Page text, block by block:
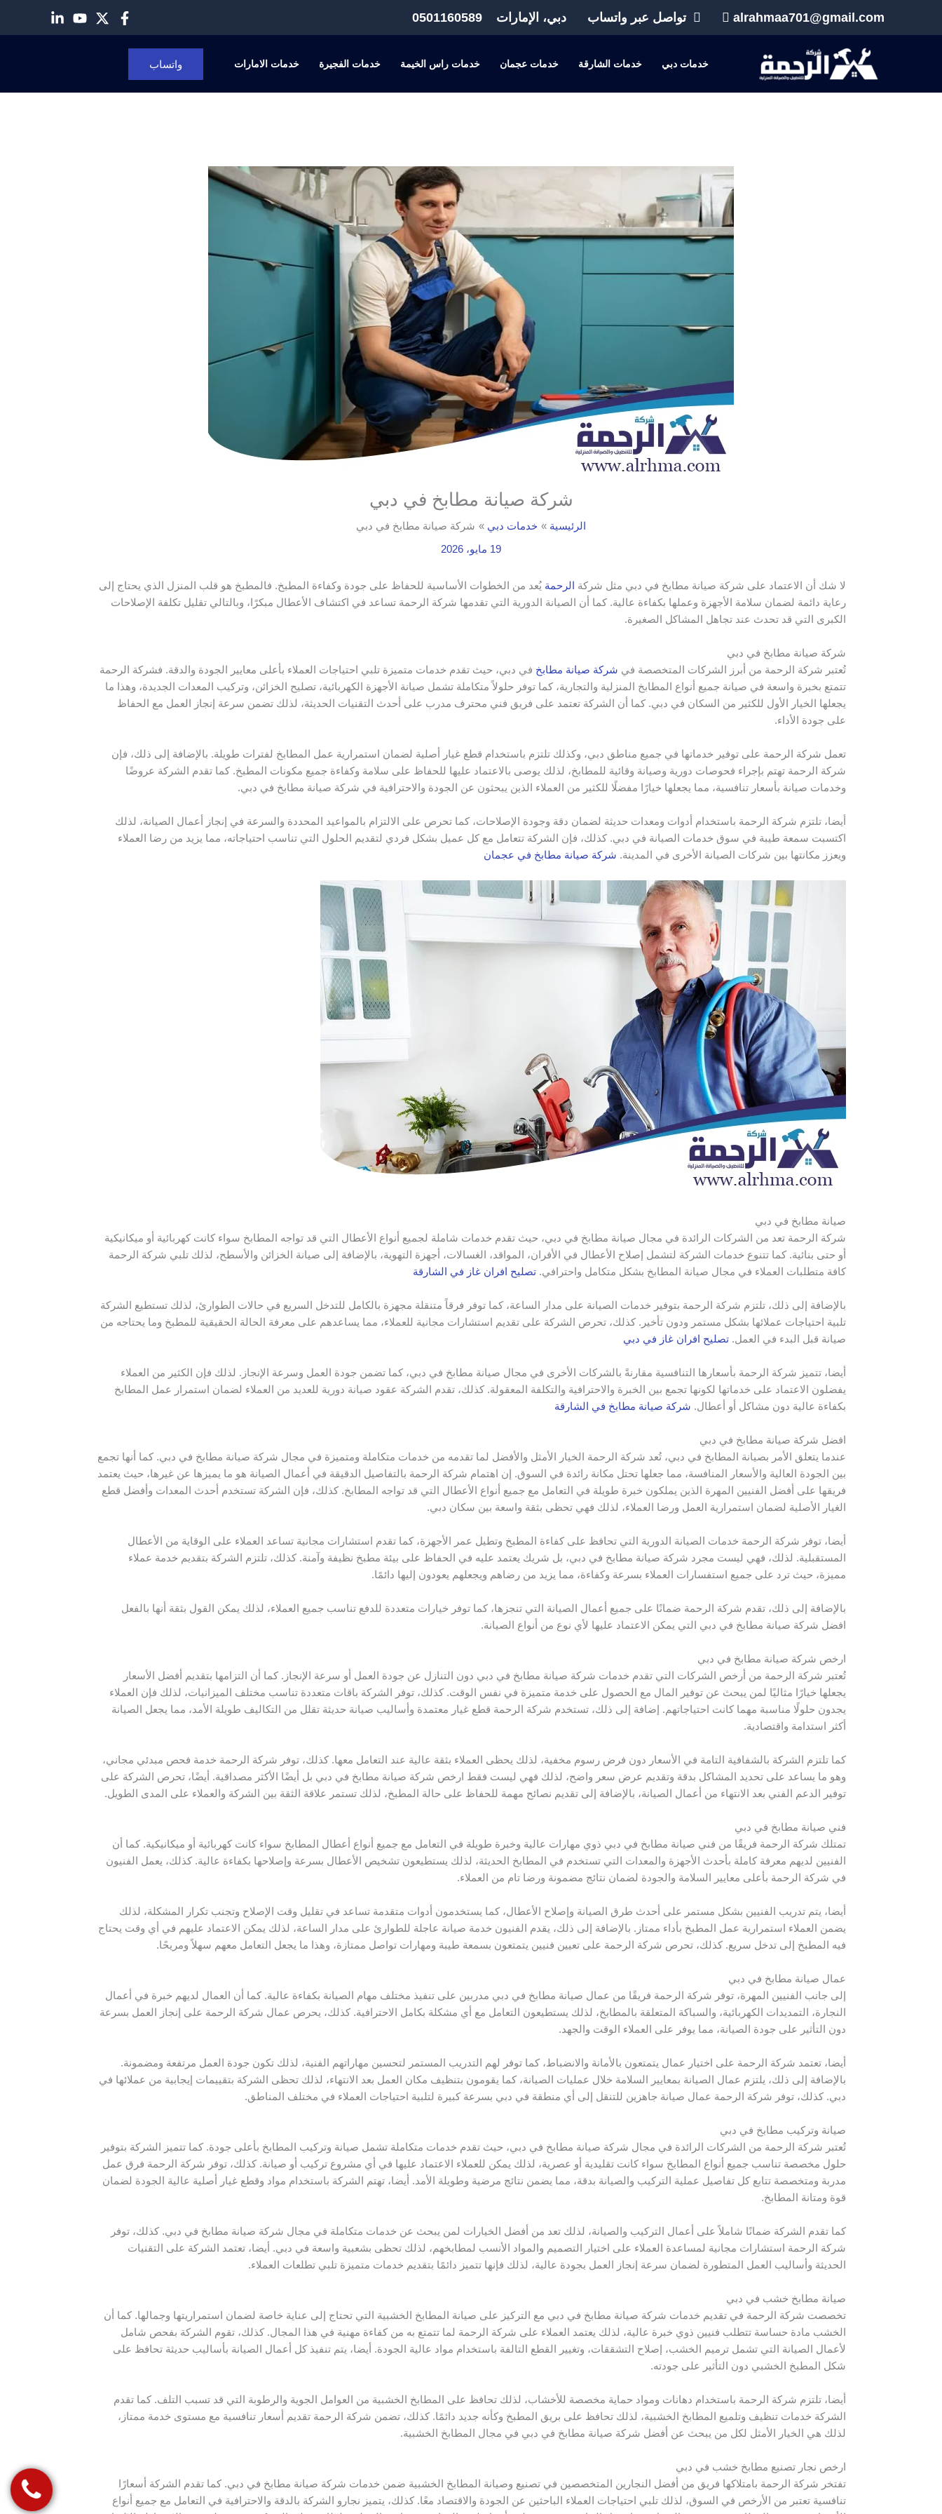
alrahmaa701@gmail.com تواصل عبر واتساب دبي، الإمارات 0501160589
خدمات دبي خدمات الشارقة خدمات عجمان خدمات راس الخيمة خدمات الفجيرة خدمات الامارات واتساب
شركة صيانة مطابخ في دبي
الرئيسية خدمات دبي
شركة صيانة مطابخ في دبي
19 مايو، 2026
لا شك أن الاعتماد على شركة صيانة مطابخ في دبي مثل شركة الرحمة يُعد من الخطوات الأساسية للحفاظ على جودة وكفاءة المطبخ. فالمطبخ هو قلب المنزل الذي يحتاج إلى
رعاية دائمة لضمان سلامة الأجهزة وعملها بكفاءة عالية. كما أن الصيانة الدورية التي تقدمها شركة الرحمة تساعد في اكتشاف الأعطال مبكرًا، وبالتالي تقليل تكلفة الإصلاحات
الكبرى التي قد تحدث عند تجاهل المشاكل الصغيرة.
شركة صيانة مطابخ في دبي
تُعتبر شركة الرحمة من أبرز الشركات المتخصصة في شركة صيانة مطابخ في دبي، حيث تقدم خدمات متميزة تلبي احتياجات العملاء بأعلى معايير الجودة والدقة. فشركة الرحمة
تتمتع بخبرة واسعة في صيانة جميع أنواع المطابخ المنزلية والتجارية، كما توفر حلولاً متكاملة تشمل صيانة الأجهزة الكهربائية، تصليح الخزائن، وتركيب المعدات الجديدة، وهذا ما
يجعلها الخيار الأول للكثير من السكان في دبي. كما أن الشركة تعتمد على فريق فني محترف مدرب على أحدث التقنيات الحديثة، لذلك تضمن سرعة إنجاز العمل مع الحفاظ
على جودة الأداء.
تعمل شركة الرحمة على توفير خدماتها في جميع مناطق دبي، وكذلك تلتزم باستخدام قطع غيار أصلية لضمان استمرارية عمل المطابخ لفترات طويلة. بالإضافة إلى ذلك، فإن
شركة الرحمة تهتم بإجراء فحوصات دورية وصيانة وقائية للمطابخ، لذلك يوصى بالاعتماد عليها للحفاظ على سلامة وكفاءة جميع مكونات المطبخ. كما تقدم الشركة عروضًا
وخدمات صيانة بأسعار تنافسية، مما يجعلها خيارًا مفضلًا للكثير من العملاء الذين يبحثون عن الجودة والاحترافية في شركة صيانة مطابخ في دبي.
أيضا، تلتزم شركة الرحمة باستخدام أدوات ومعدات حديثة لضمان دقة وجودة الإصلاحات، كما تحرص على الالتزام بالمواعيد المحددة والسرعة في إنجاز أعمال الصيانة، لذلك
اكتسبت سمعة طيبة في سوق خدمات الصيانة في دبي. كذلك، فإن الشركة تتعامل مع كل عميل بشكل فردي لتقديم الحلول التي تناسب احتياجاته، مما يزيد من رضا العملاء
ويعزز مكانتها بين شركات الصيانة الأخرى في المدينة. شركة صيانة مطابخ في عجمان
صيانة مطابخ في دبي
شركة الرحمة تعد من الشركات الرائدة في مجال صيانة مطابخ في دبي، حيث تقدم خدمات شاملة لجميع أنواع الأعطال التي قد تواجه المطابخ سواء كانت كهربائية أو ميكانيكية
أو حتى بنائية. كما تتنوع خدمات الشركة لتشمل إصلاح الأعطال في الأفران، المواقد، الغسالات، أجهزة التهوية، بالإضافة إلى صيانة الخزائن والأسطح، لذلك تلبي شركة الرحمة
كافة متطلبات العملاء في مجال صيانة المطابخ بشكل متكامل واحترافي. تصليح افران غاز في الشارقة
بالإضافة إلى ذلك، تلتزم شركة الرحمة بتوفير خدمات الصيانة على مدار الساعة، كما توفر فرقاً متنقلة مجهزة بالكامل للتدخل السريع في حالات الطوارئ، لذلك تستطيع الشركة
تلبية احتياجات عملائها بشكل مستمر ودون تأخير. كذلك، تحرص الشركة على تقديم استشارات مجانية للعملاء، مما يساعدهم على معرفة الحالة الحقيقية للمطبخ وما يحتاجه من
صيانة قبل البدء في العمل. تصليح افران غاز في دبي
أيضا، تتميز شركة الرحمة بأسعارها التنافسية مقارنةً بالشركات الأخرى في مجال صيانة مطابخ في دبي، كما تضمن جودة العمل وسرعة الإنجاز. لذلك فإن الكثير من العملاء
يفضلون الاعتماد على خدماتها لكونها تجمع بين الخبرة والاحترافية والتكلفة المعقولة. كذلك، تقدم الشركة عقود صيانة دورية للعديد من العملاء لضمان استمرار عمل المطابخ
بكفاءة عالية دون مشاكل أو أعطال. شركة صيانة مطابخ في الشارقة
افضل شركة صيانة مطابخ في دبي
عندما يتعلق الأمر بصيانة المطابخ في دبي، تُعد شركة الرحمة الخيار الأمثل والأفضل لما تقدمه من خدمات متكاملة ومتميزة في مجال شركة صيانة مطابخ في دبي. كما أنها تجمع
بين الجودة العالية والأسعار المنافسة، مما جعلها تحتل مكانة رائدة في السوق. إن اهتمام شركة الرحمة بالتفاصيل الدقيقة في أعمال الصيانة هو ما يميزها عن غيرها، حيث يعتمد
فريقها على أفضل الفنيين المهرة الذين يملكون خبرة طويلة في التعامل مع جميع أنواع الأعطال التي قد تواجه المطابخ. كذلك، فإن الشركة تستخدم أحدث المعدات وأفضل قطع
الغيار الأصلية لضمان استمرارية العمل ورضا العملاء، لذلك فهي تحظى بثقة واسعة بين سكان دبي.
أيضا، توفر شركة الرحمة خدمات الصيانة الدورية التي تحافظ على كفاءة المطبخ وتطيل عمر الأجهزة، كما تقدم استشارات مجانية تساعد العملاء على الوقاية من الأعطال
المستقبلية. لذلك، فهي ليست مجرد شركة صيانة مطابخ في دبي، بل شريك يعتمد عليه في الحفاظ على بيئة مطبخ نظيفة وآمنة. كذلك، تلتزم الشركة بتقديم خدمة عملاء
مميزة، حيث ترد على جميع استفسارات العملاء بسرعة وكفاءة، مما يزيد من رضاهم ويجعلهم يعودون إليها دائمًا.
بالإضافة إلى ذلك، تقدم شركة الرحمة ضمانًا على جميع أعمال الصيانة التي تنجزها، كما توفر خيارات متعددة للدفع تناسب جميع العملاء، لذلك يمكن القول بثقة أنها بالفعل
افضل شركة صيانة مطابخ في دبي التي يمكن الاعتماد عليها لأي نوع من أنواع الصيانة.
ارخص شركة صيانة مطابخ في دبي
تُعتبر شركة الرحمة من أرخص الشركات التي تقدم خدمات شركة صيانة مطابخ في دبي دون التنازل عن جودة العمل أو سرعة الإنجاز. كما أن التزامها بتقديم أفضل الأسعار
يجعلها خيارًا مثاليًا لمن يبحث عن توفير المال مع الحصول على خدمة متميزة في نفس الوقت. كذلك، توفر الشركة باقات متعددة تناسب مختلف الميزانيات، لذلك فإن العملاء
يجدون حلولًا مناسبة مهما كانت احتياجاتهم. إضافة إلى ذلك، تستخدم شركة الرحمة قطع غيار معتمدة وأساليب صيانة حديثة تقلل من التكاليف طويلة الأمد، مما يجعل الصيانة
أكثر استدامة واقتصادية.
كما تلتزم الشركة بالشفافية التامة في الأسعار دون فرض رسوم مخفية، لذلك يحظى العملاء بثقة عالية عند التعامل معها. كذلك، توفر شركة الرحمة خدمة فحص مبدئي مجاني،
وهو ما يساعد على تحديد المشاكل بدقة وتقديم عرض سعر واضح، لذلك فهي ليست فقط ارخص شركة صيانة مطابخ في دبي بل أيضًا الأكثر مصداقية. أيضًا، تحرص الشركة على
توفير الدعم الفني بعد الانتهاء من أعمال الصيانة، بالإضافة إلى تقديم نصائح مهمة للحفاظ على حالة المطبخ، لذلك تستمر علاقة الثقة بين الشركة والعملاء على المدى الطويل.
فني صيانة مطابخ في دبي
تمتلك شركة الرحمة فريقًا من فني صيانة مطابخ في دبي ذوي مهارات عالية وخبرة طويلة في التعامل مع جميع أنواع أعطال المطابخ سواء كانت كهربائية أو ميكانيكية. كما أن
الفنيين لديهم معرفة كاملة بأحدث الأجهزة والمعدات التي تستخدم في المطابخ الحديثة، لذلك يستطيعون تشخيص الأعطال بسرعة وإصلاحها بكفاءة عالية. كذلك، يعمل الفنيون
في شركة الرحمة بأعلى معايير السلامة والجودة لضمان نتائج مضمونة ورضا تام من العملاء.
أيضا، يتم تدريب الفنيين بشكل مستمر على أحدث طرق الصيانة وإصلاح الأعطال، كما يستخدمون أدوات متقدمة تساعد في تقليل وقت الإصلاح وتجنب تكرار المشكلة، لذلك
يضمن العملاء استمرارية عمل المطبخ بأداء ممتاز. بالإضافة إلى ذلك، يقدم الفنيون خدمة صيانة عاجلة للطوارئ على مدار الساعة، لذلك يمكن الاعتماد عليهم في أي وقت يحتاج
فيه المطبخ إلى تدخل سريع. كذلك، تحرص شركة الرحمة على تعيين فنيين يتمتعون بسمعة طيبة ومهارات تواصل ممتازة، وهذا ما يجعل التعامل معهم سهلاً ومريحًا.
عمال صيانة مطابخ في دبي
إلى جانب الفنيين المهرة، توفر شركة الرحمة فريقًا من عمال صيانة مطابخ في دبي مدربين على تنفيذ مختلف مهام الصيانة بكفاءة عالية. كما أن العمال لديهم خبرة في أعمال
النجارة، التمديدات الكهربائية، والسباكة المتعلقة بالمطابخ، لذلك يستطيعون التعامل مع أي مشكلة بكامل الاحترافية. كذلك، يحرص عمال شركة الرحمة على إنجاز العمل بسرعة
دون التأثير على جودة الصيانة، مما يوفر على العملاء الوقت والجهد.
أيضا، تعتمد شركة الرحمة على اختيار عمال يتمتعون بالأمانة والانضباط، كما توفر لهم التدريب المستمر لتحسين مهاراتهم الفنية، لذلك تكون جودة العمل مرتفعة ومضمونة.
بالإضافة إلى ذلك، يلتزم عمال الصيانة بمعايير السلامة خلال عمليات الصيانة، كما يقومون بتنظيف مكان العمل بعد الانتهاء، لذلك تحظى الشركة بتقييمات إيجابية من عملائها في
دبي. كذلك، توفر شركة الرحمة عمال صيانة جاهزين للتنقل إلى أي منطقة في دبي بسرعة كبيرة لتلبية احتياجات العملاء في مختلف المناطق.
صيانة وتركيب مطابخ في دبي
تُعتبر شركة الرحمة من الشركات الرائدة في مجال شركة صيانة مطابخ في دبي، حيث تقدم خدمات متكاملة تشمل صيانة وتركيب المطابخ بأعلى جودة. كما تتميز الشركة بتوفير
حلول مخصصة تناسب جميع أنواع المطابخ سواء كانت تقليدية أو عصرية، لذلك يمكن للعملاء الاعتماد عليها في أي مشروع تركيب أو صيانة. كذلك، توفر شركة الرحمة فرق عمل
مدربة ومتخصصة تتابع كل تفاصيل عملية التركيب والصيانة بدقة، مما يضمن نتائج مرضية وطويلة الأمد. أيضا، تهتم الشركة باستخدام مواد وقطع غيار أصلية عالية الجودة لضمان
قوة ومتانة المطابخ.
كما تقدم الشركة ضمانًا شاملاً على أعمال التركيب والصيانة، لذلك تعد من أفضل الخيارات لمن يبحث عن خدمات متكاملة في مجال شركة صيانة مطابخ في دبي. كذلك، توفر
شركة الرحمة استشارات مجانية لمساعدة العملاء على اختيار التصميم والمواد الأنسب لمطابخهم، لذلك تحظى بشعبية واسعة في دبي. أيضا، تعتمد الشركة على التقنيات
الحديثة وأساليب العمل المتطورة لضمان سرعة إنجاز العمل بجودة عالية، لذلك فإنها تتميز دائمًا بتقديم خدمات متميزة تلبي تطلعات العملاء.
صيانة مطابخ خشب في دبي
تخصصت شركة الرحمة في تقديم خدمات شركة صيانة مطابخ في دبي مع التركيز على صيانة المطابخ الخشبية التي تحتاج إلى عناية خاصة لضمان استمراريتها وجمالها. كما أن
الخشب مادة حساسة تتطلب فنيين ذوي خبرة عالية، لذلك يعتمد العملاء على شركة الرحمة لما تتمتع به من كفاءة مهنية في هذا المجال. كذلك، تقوم الشركة بفحص شامل
لأعمال الصيانة التي تشمل ترميم الخشب، إصلاح التشققات، وتغيير القطع التالفة باستخدام مواد عالية الجودة. أيضا، يتم تنفيذ كل أعمال الصيانة بأساليب حديثة تحافظ على
شكل المطبخ الخشبي دون التأثير على جودته.
أيضا، تلتزم شركة الرحمة باستخدام دهانات ومواد حماية مخصصة للأخشاب، لذلك تحافظ على المطابخ الخشبية من العوامل الجوية والرطوبة التي قد تسبب التلف. كما تقدم
الشركة خدمات تنظيف وتلميع المطابخ الخشبية، لذلك تحافظ على بريق المطبخ وكأنه جديد دائمًا. كذلك، تضمن شركة الرحمة تقديم أسعار تنافسية مع مستوى خدمة ممتاز،
لذلك هي الخيار الأمثل لكل من يبحث عن أفضل شركة صيانة مطابخ في دبي في مجال المطابخ الخشبية.
ارخص نجار تصنيع مطابخ خشب في دبي
تفتخر شركة الرحمة بامتلاكها فريق من أفضل النجارين المتخصصين في تصنيع وصيانة المطابخ الخشبية ضمن خدمات شركة صيانة مطابخ في دبي. كما تقدم الشركة أسعارًا
تنافسية تعتبر من الأرخص في السوق، لذلك تلبي احتياجات العملاء الباحثين عن الجودة والاقتصاد معًا. كذلك، يتميز نجارو الشركة بالدقة والاحترافية في التعامل مع جميع أنواع